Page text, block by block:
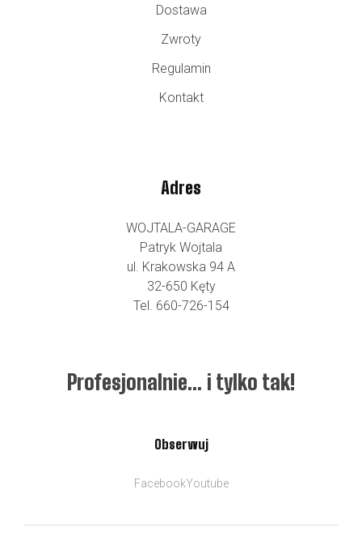
Dostawa
Zwroty
Regulamin
Kontakt
Adres
WOJTALA-GARAGE
Patryk Wojtala
ul. Krakowska 94 A
32-650 Kęty
Tel. 660-726-154
Obserwuj
FacebookYoutube
Profesjonalnie… i tylko tak!